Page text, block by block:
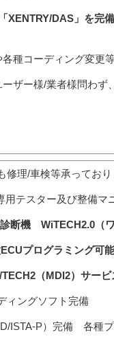
XENTRY/DAS」を完
種コーディング変更
ザー様/業者様問わず
修理/車検等承ってお
テスター及び整備マ
断機 WiTECH2.0（
プログラミング可
（MDI2）サー
ィングソフト完備
D/ISTA-P）完備 各種